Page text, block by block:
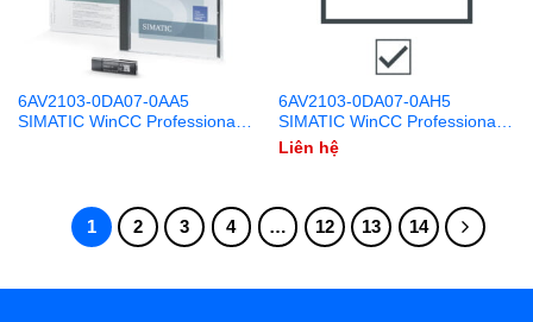
6AV2103-0DA07-0AA5
SIMATIC WinCC Professional
6AV2103-0DA07-0AH5
SIMATIC WinCC Professional
V17 512 PowerTags Download
Liên hệ
1 2 3 4 … 12 13 14